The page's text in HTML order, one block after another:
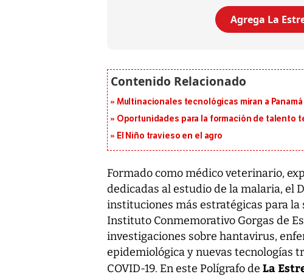
Agrega La
Multinacionales tecnológicas miran a
Oportunidades para la formación de talento
El Niño travieso en el agro
Formado como médico veterinario,
dedicadas al estudio de la malaria, el
instituciones más estratégicas para la
Instituto Conmemorativo Gorgas de
investigaciones sobre hantavirus,
epidemiológica y nuevas tecnologías
COVID-19. En este Polígrafo de La